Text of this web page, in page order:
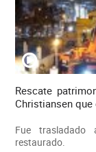
Rescate
Christiansen que
Fue trasladado
restaurado.